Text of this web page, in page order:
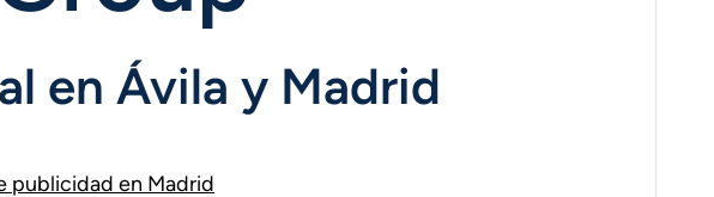
en Ávila y Madrid
publicidad en Madrid